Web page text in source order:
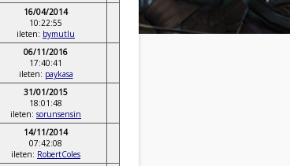
16/04/2014
10:22:55
ileten: bymutlu
06/11/2016
17:40:41
ileten: paykasa
31/01/2015
18:01:48
ileten: sorunsensin
14/11/2014
07:42:08
ileten: RobertColes